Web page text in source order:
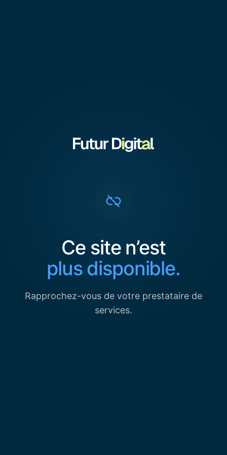
Ce site n’est
plus disponible.
Rapprochez-vous de votre prestataire de
services.